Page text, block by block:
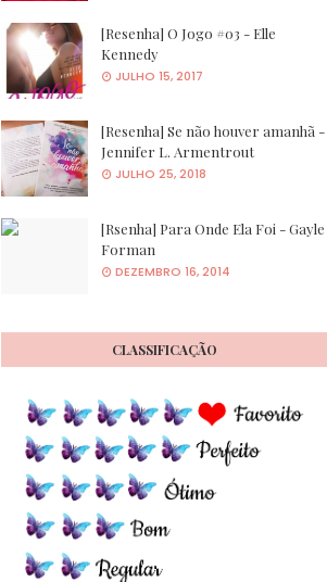
[Resenha] O Jogo #03 - Elle
Kennedy
JULHO 15, 2017
[Resenha] Se não houver amanhã -
Jennifer L. Armentrout
JULHO 25, 2018
[Rsenha] Para Onde Ela Foi - Gayle
Forman
DEZEMBRO 16, 2014
CLASSIFICAÇÃO